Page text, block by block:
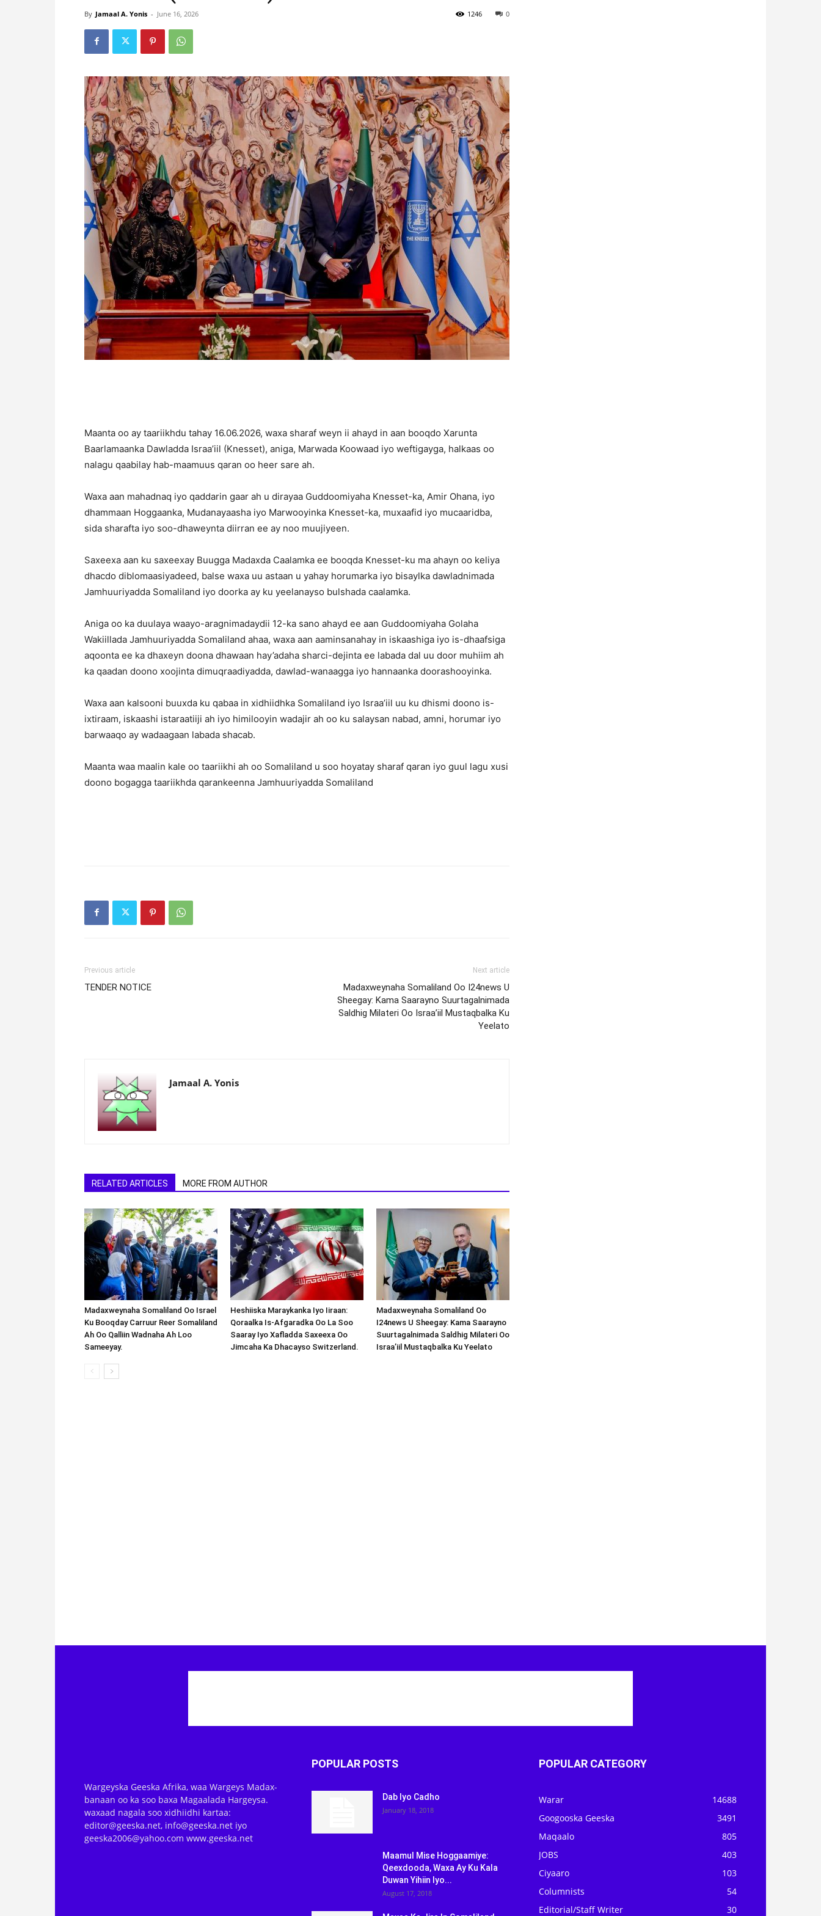
By Jamaal A. Yonis - June 16, 2026 0
1246
Maanta oo ay taariikhdu tahay 16.06.2026, waxa sharaf weyn ii ahayd in aan booqdo Xarunta
Baarlamaanka Dawladda Israa’iil (Knesset), aniga, Marwada Koowaad iyo weftigayga, halkaas oo
nalagu qaabilay hab-maamuus qaran oo heer sare ah.
Waxa aan mahadnaq iyo qaddarin gaar ah u dirayaa Guddoomiyaha Knesset-ka, Amir Ohana, iyo
dhammaan Hoggaanka, Mudanayaasha iyo Marwooyinka Knesset-ka, muxaafid iyo mucaaridba,
sida sharafta iyo soo-dhaweynta diirran ee ay noo muujiyeen.
Saxeexa aan ku saxeexay Buugga Madaxda Caalamka ee booqda Knesset-ku ma ahayn oo keliya
dhacdo diblomaasiyadeed, balse waxa uu astaan u yahay horumarka iyo bisaylka dawladnimada
Jamhuuriyadda Somaliland iyo doorka ay ku yeelanayso bulshada caalamka.
Aniga oo ka duulaya waayo-aragnimadaydii 12-ka sano ahayd ee aan Guddoomiyaha Golaha
Wakiillada Jamhuuriyadda Somaliland ahaa, waxa aan aaminsanahay in iskaashiga iyo is-dhaafsiga
aqoonta ee ka dhaxeyn doona dhawaan hay’adaha sharci-dejinta ee labada dal uu door muhiim ah
ka qaadan doono xoojinta dimuqraadiyadda, dawlad-wanaagga iyo hannaanka doorashooyinka.
Waxa aan kalsooni buuxda ku qabaa in xidhiidhka Somaliland iyo Israa’iil uu ku dhismi doono is-
ixtiraam, iskaashi istaraatiiji ah iyo himilooyin wadajir ah oo ku salaysan nabad, amni, horumar iyo
barwaaqo ay wadaagaan labada shacab.
Maanta waa maalin kale oo taariikhi ah oo Somaliland u soo hoyatay sharaf qaran iyo guul lagu xusi
doono bogagga taariikhda qarankeenna Jamhuuriyadda Somaliland
Previous article
TENDER NOTICE
Next article
Madaxweynaha Somaliland Oo I24news U
Sheegay: Kama Saarayno Suurtagalnimada
Saldhig Milateri Oo Israa’iil Mustaqbalka Ku
Yeelato
Jamaal A. Yonis
RELATED ARTICLES MORE FROM AUTHOR
Madaxweynaha Somaliland Oo Israel
Ku Booqday Carruur Reer Somaliland
Ah Oo Qalliin Wadnaha Ah Loo
Sameeyay.
Heshiiska Maraykanka Iyo Iiraan:
Qoraalka Is-Afgaradka Oo La Soo
Saaray Iyo Xafladda Saxeexa Oo
Jimcaha Ka Dhacayso Switzerland.
Madaxweynaha Somaliland Oo
I24news U Sheegay: Kama Saarayno
Suurtagalnimada Saldhig Milateri Oo
Israa’iil Mustaqbalka Ku Yeelato
Wargeyska Geeska Afrika, waa Wargeys Madax-
banaan oo ka soo baxa Magaalada Hargeysa.
waxaad nagala soo xidhiidhi kartaa:
editor@geeska.net, info@geeska.net iyo
geeska2006@yahoo.com www.geeska.net
POPULAR POSTS
Dab Iyo Cadho
January 18, 2018
Maamul Mise Hoggaamiye:
Qeexdooda, Waxa Ay Ku Kala
Duwan Yihiin Iyo...
August 17, 2018
POPULAR CATEGORY
Warar
14688
Googooska Geeska
3491
Maqaalo
805
JOBS
403
Ciyaaro
103
Columnists
54
Editorial/Staff Writer
30